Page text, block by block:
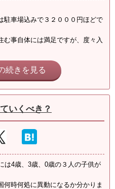
駐車場込みで３２０００円ほどで
む事自体には満足ですが、度々入
続きを見る
いくべき？
は4歳、3歳、0歳の３人の子供が
何時何処に異動になるか分かりま